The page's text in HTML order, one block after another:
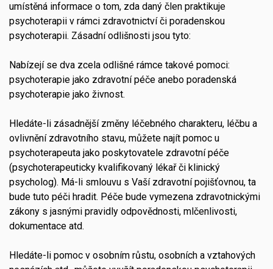
umístěná informace o tom, zda daný člen praktikuje
psychoterapii v rámci zdravotnictví či poradenskou
psychoterapii. Zásadní odlišnosti jsou tyto:
Nabízejí se dva zcela odlišné rámce takové pomoci:
psychoterapie jako zdravotní péče anebo poradenská
psychoterapie jako živnost.
Hledáte-li zásadnější změny léčebného charakteru, léčbu a
ovlivnění zdravotního stavu, můžete najít pomoc u
psychoterapeuta jako poskytovatele zdravotní péče
(psychoterapeuticky kvalifikovaný lékař či klinický
psycholog). Má-li smlouvu s Vaší zdravotní pojišťovnou, ta
bude tuto péči hradit. Péče bude vymezena zdravotnickými
zákony s jasnými pravidly odpovědnosti, mlčenlivosti,
dokumentace atd.
Hledáte-li pomoc v osobním růstu, osobních a vztahových